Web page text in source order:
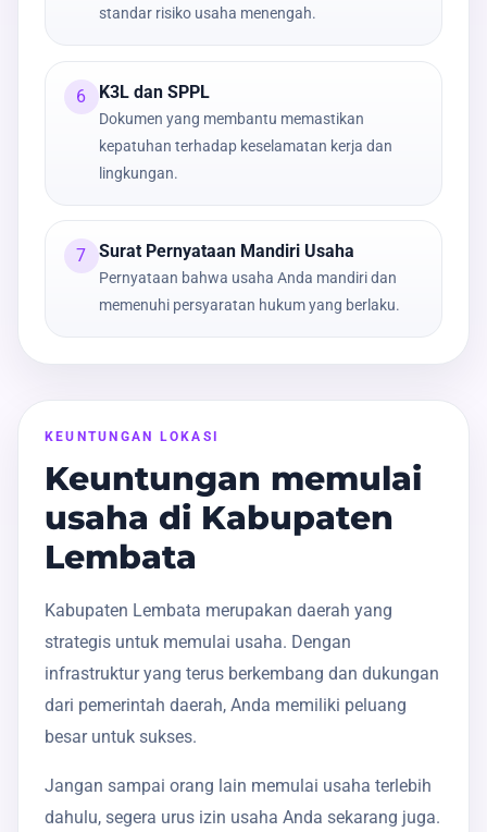
standar risiko usaha menengah.
6 K3L dan SPPL
Dokumen yang membantu memastikan
kepatuhan terhadap keselamatan kerja dan
lingkungan.
7 Surat Pernyataan Mandiri Usaha
Pernyataan bahwa usaha Anda mandiri dan
memenuhi persyaratan hukum yang berlaku.
KEUNTUNGAN LOKASI
Keuntungan memulai
usaha di Kabupaten
Lembata
Kabupaten Lembata merupakan daerah yang
strategis untuk memulai usaha. Dengan
infrastruktur yang terus berkembang dan dukungan
dari pemerintah daerah, Anda memiliki peluang
besar untuk sukses.
Jangan sampai orang lain memulai usaha terlebih
dahulu, segera urus izin usaha Anda sekarang juga.